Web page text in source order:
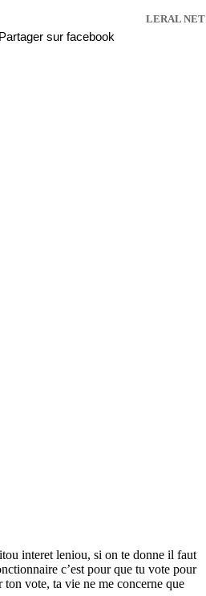
LERAL NET
Partager sur facebook